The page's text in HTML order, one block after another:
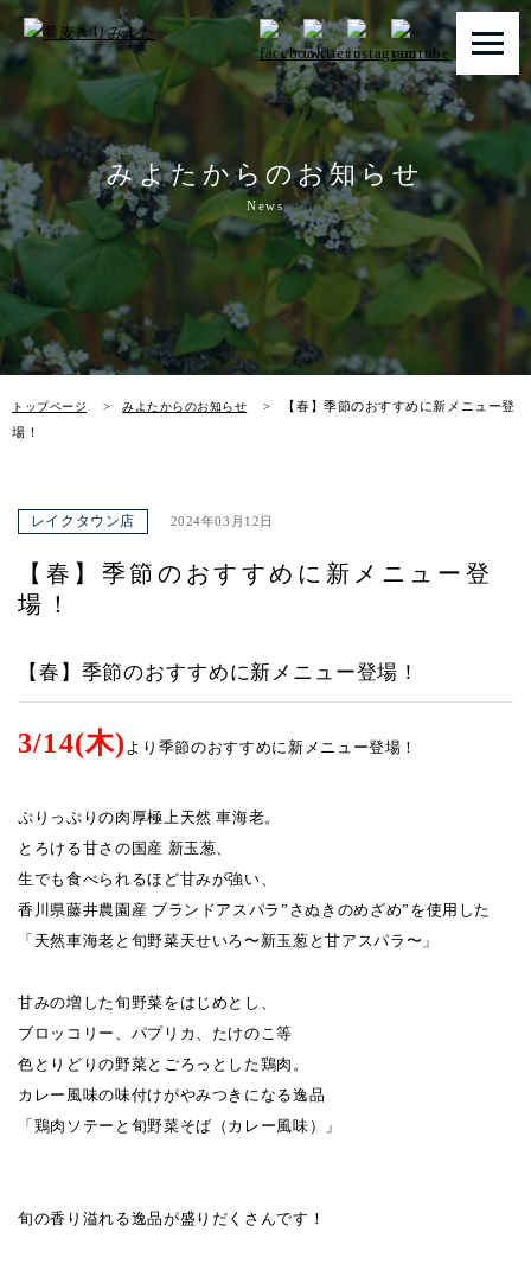
みよたからのお知らせ
News
トップページ みよたからのお知らせ
【春】季節のおすすめに新メニュー登
場！
トップページ
みよたとは
みよたのこだわり
畑だより
メニュー
レイクタウン店 2024年03月12日
【春】季節のおすすめに新メニュー登
場！
【春】季節のおすすめに新メニュー登場！
3/14(木) より季節のおすすめに新メニュー登場！
ぷりっぷりの肉厚極上天然 車海老。
とろける甘さの国産 新玉葱、
生でも食べられるほど甘みが強い、
香川県藤井農園産 ブランドアスパラ”さぬきのめざめ”を使用した
「天然車海老と旬野菜天せいろ〜新玉葱と甘アスパラ 〜」
甘みの増した旬野菜をはじめとし、
ブロッコリー、パプリカ、たけのこ等
色とりどりの野菜とごろっとした鶏肉。
カレー風味の味付けがやみつきになる逸品
「鶏肉ソテーと旬野菜そば（カレー風味）」
旬の香り溢れる逸品が盛りだくさんです！